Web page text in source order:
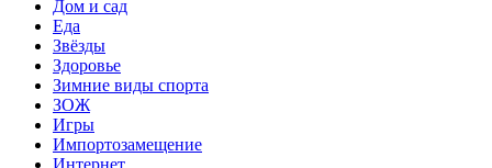
Дом и сад
Еда
Звёзды
Здоровье
Зимние виды спорта
ЗОЖ
Игры
Импортозамещение
Интернет